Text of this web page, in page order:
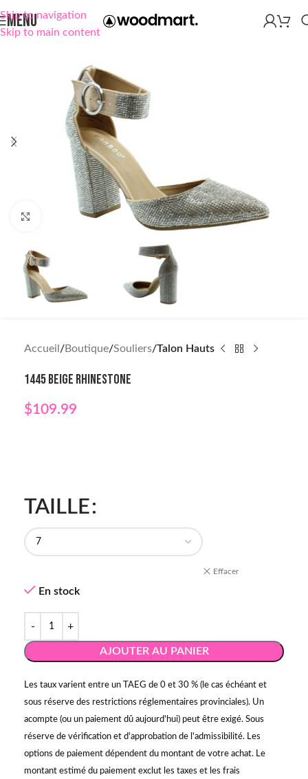
Skip to navigation
Skip to main content
MENU
Click to enlarge
Accueil Boutique Souliers Talon Hauts
1445 BEIGE RHINESTONE
$109.99
TAILLE
Effacer
En stock
AJOUTER AU PANIER
Les taux varient entre un TAEG de 0 et 30 % (le cas échéant et
sous réserve des restrictions réglementaires provinciales). Un
acompte (ou un paiement dû aujourd'hui) peut être exigé. Sous
réserve de vérification et d'approbation de l'admissibilité. Les
options de paiement dépendent du montant de votre achat. Le
montant estimé du paiement exclut les taxes et les frais